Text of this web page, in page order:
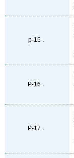
p-15．
P-16．
P-17．